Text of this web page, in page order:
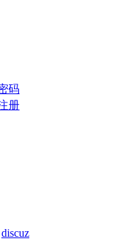
码
册
discuz